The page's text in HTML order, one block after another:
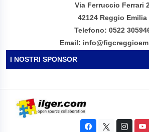
Via Ferruccio Ferrari
42124 Reggio Emilia
Telefono: 0522
Email:
I NOSTRI SPONSOR